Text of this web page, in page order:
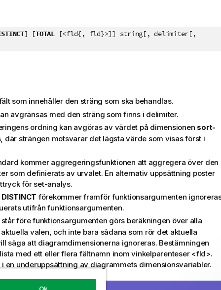
] [TOTAL[<fld{, fld}>]] string[, delimiter[,
som innehåller den sträng som ska behandlas.
avgränsas med den sträng som finns i delimiter.
ordning kan avgöras av värdet på dimensionen sort-
där strängen motsvarar det lägsta värde som visas först i
kommer aggregeringsfunktionen att aggregera över den
som definierats av urvalet. En alternativ uppsättning poster
för set-analys.
DISTINCT förekommer framför funktionsargumenten
utifrån funktionsargumenten.
står före funktionsargumenten görs beräkningen över alla
valen, och inte bara sådana som rör det aktuella
säga att diagramdimensionerna ignoreras. Bestämningen
med ett eller flera fältnamn inom vinkelparenteser <fld>.
en underuppsättning av diagrammets dimensionsvariabler.
omfattning